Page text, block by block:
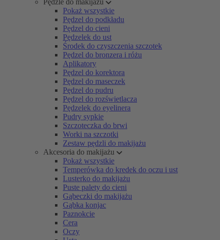
Pędzle do makijażu
Pokaż wszystkie
Pędzel do podkładu
Pędzel do cieni
Pędzelek do ust
Środek do czyszczenia szczotek
Pędzel do bronzera i różu
Aplikatory
Pędzel do korektora
Pędzel do maseczek
Pędzel do pudru
Pędzel do rozświetlacza
Pędzelek do eyelinera
Pudry sypkie
Szczoteczka do brwi
Worki na szczotki
Zestaw pędzli do makijażu
Akcesoria do makijażu
Pokaż wszystkie
Temperówka do kredek do oczu i ust
Lusterko do makijażu
Puste palety do cieni
Gąbeczki do makijażu
Gąbka konjac
Paznokcie
Cera
Oczy